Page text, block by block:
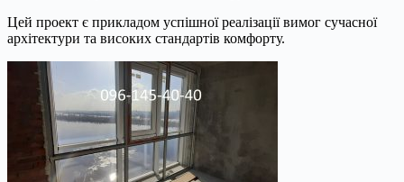
Цей проект є прикладом успішної реалізації вимог сучасної
архітектури та високих стандартів комфорту.